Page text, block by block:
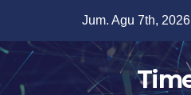
content
Jum. Agu 7th, 2026